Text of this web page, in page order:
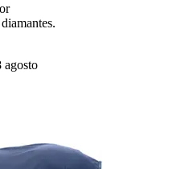
agosto